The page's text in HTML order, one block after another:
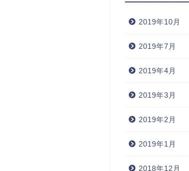
2019年10月
2019年7月
2019年4月
2019年3月
2019年2月
2019年1月
2018年12月